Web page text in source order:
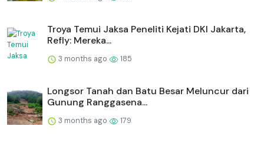
Troya Temui Jaksa Peneliti Kejati DKI Jakarta,
Refly: Mereka...
3 months ago 185
Longsor Tanah dan Batu Besar Meluncur dari
Gunung Ranggasena...
3 months ago 179